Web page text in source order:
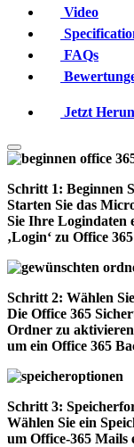
Video
FAQs
Jetzt
Schritt 1: Beginnen
Starten Sie das
Sie Ihre Logindaten
‚Login‘ zu Office
Schritt 2: Wählen
Die Office 365
Ordner zu
um ein Office 365
Schritt 3:
Wählen Sie ein
um Office-365 Mails